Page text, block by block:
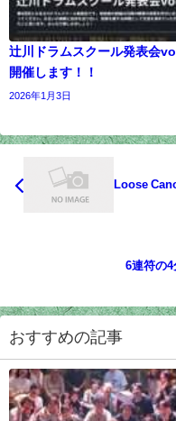
辻川ドラムスクール発表会
開催します！！
2026年1月3日
Loose
6連符の
おすすめの記事